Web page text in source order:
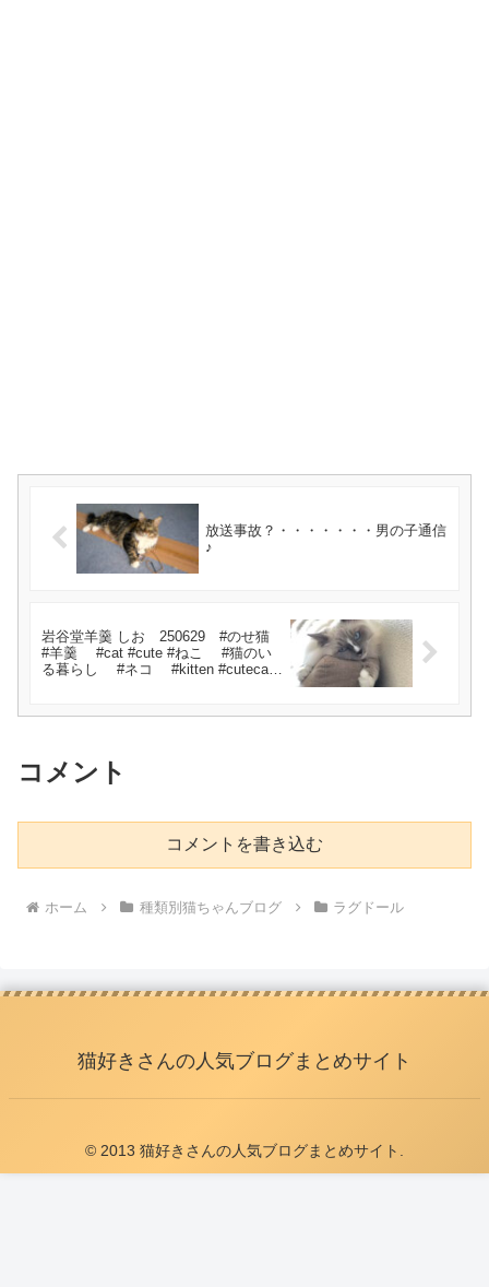
放送事故？・・・・・・・男の子通信
♪
岩谷堂羊羹 しお 250629 #のせ猫
#羊羹 #cat #cute #ねこ #猫のい
る暮らし #ネコ #kitten #cutecat
コメント
コメントを書き込む
ホーム 種類別猫ちゃんブログ ラグドール
猫好きさんの人気ブログまとめサイト
© 2013 猫好きさんの人気ブログまとめサイト.